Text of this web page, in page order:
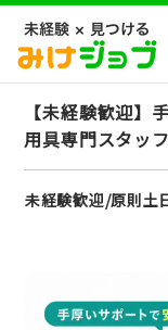
【未経験歓迎】
用具専門スタッ
未経験歓迎/原則土